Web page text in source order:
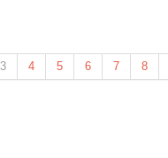
3 4 5 6 7 8